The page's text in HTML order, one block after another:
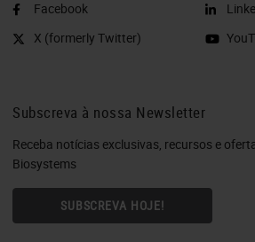
Facebook
X (formerly Twitter)
Subscreva à nossa Newsletter
Receba notícias exclusivas, recursos e
Biosystems
SUBSCREVA HOJE!